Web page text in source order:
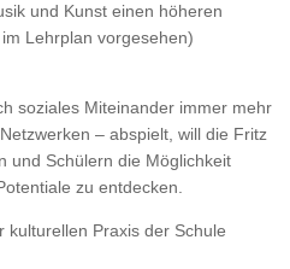
und Kunst einen höheren
Lehrplan vorgesehen)
soziales Miteinander immer mehr
– abspielt, will die Fritz
und Schülern die Möglichkeit
zu entdecken.
Praxis der Schule